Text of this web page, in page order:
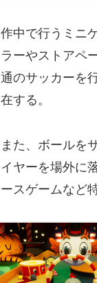
作中で行うミニ
ラーやストアペ
通のサッカーを
在する。
また、ボールを
イヤーを場外に
ースゲームなど